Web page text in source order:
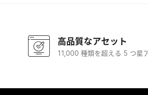
高品質なアセット
11,000 種類を超える 5 つ星